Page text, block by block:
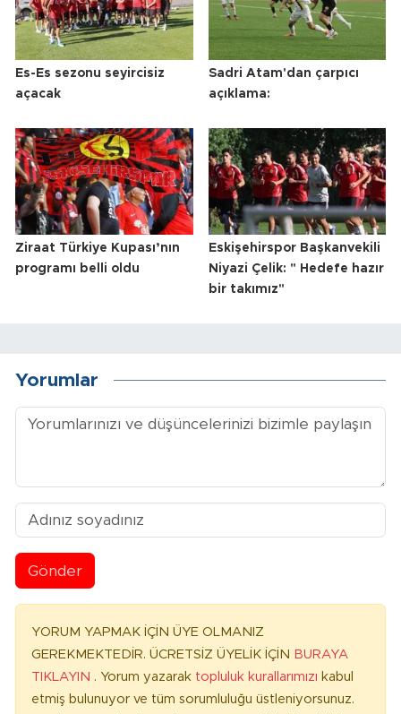
Es-Es sezonu seyircisiz
açacak
Sadri Atam'dan çarpıcı
açıklama:
Ziraat Türkiye Kupası’nın
programı belli oldu
Eskişehirspor Başkanvekili
Niyazi Çelik: " Hedefe hazır
bir takımız"
Yorumlar
Gönder
YORUM YAPMAK İÇİN ÜYE OLMANIZ
GEREKMEKTEDİR. ÜCRETSİZ ÜYELİK İÇİN BURAYA
TIKLAYIN . Yorum yazarak topluluk kurallarımızı kabul
etmiş bulunuyor ve tüm sorumluluğu üstleniyorsunuz.